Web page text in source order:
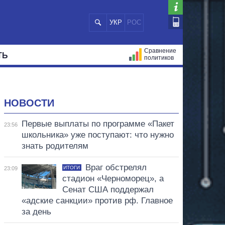
УКР РОС
Сравнение
политиков
НОВОСТИ
23:56
Первые выплаты по программе «Пакет
школьника» уже поступают: что нужно
знать родителям
23:09 ИТОГИ
Враг обстрелял
стадион «Черноморец», а
Сенат США поддержал
«адские санкции» против рф. Главное
за день